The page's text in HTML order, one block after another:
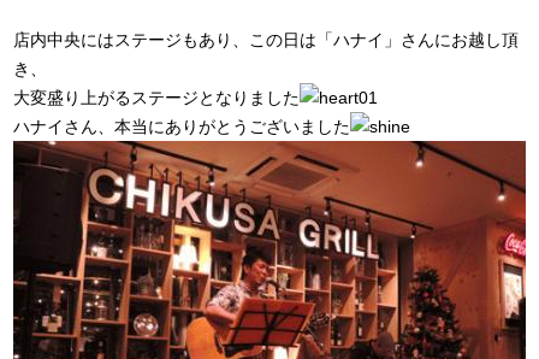
店内中央にはステージもあり、この日は「ハナイ」さんにお越し頂
き、
大変盛り上がるステージとなりました
ハナイさん、本当にありがとうございました